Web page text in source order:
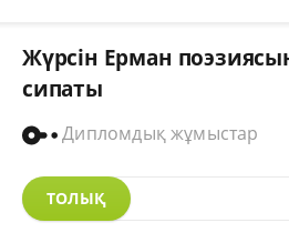
Жүрсін Ерман
сипаты
Дипломдық жұмыстар
ТОЛЫҚ